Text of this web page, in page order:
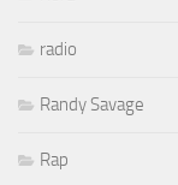
radio
Randy Savage
Rap